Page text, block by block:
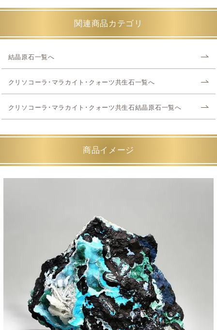
関連商品カテゴリ
結晶原石一覧へ
クリソコーラ･マラカイト･クォーツ共生石一覧へ
クリソコーラ･マラカイト･クォーツ共生石結晶原石一覧へ
商品イメージ